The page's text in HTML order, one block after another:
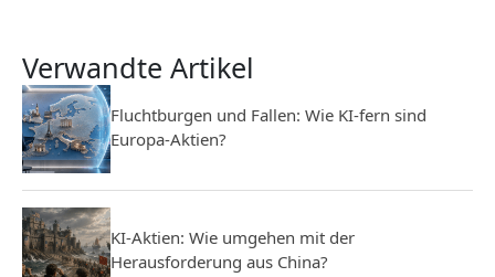
Verwandte Artikel
Fluchtburgen und Fallen: Wie KI-fern sind
Europa-Aktien?
KI-Aktien: Wie umgehen mit der
Herausforderung aus China?